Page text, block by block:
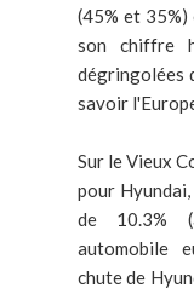
(45% et
son chiffre
dégringolées
savoir
Sur le Vieux
pour
de 10.3%
automobile
chute de